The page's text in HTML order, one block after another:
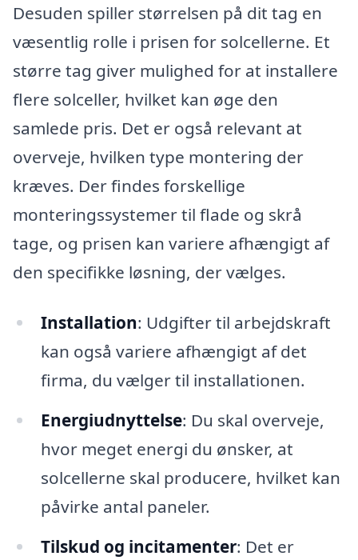
Desuden spiller størrelsen på dit tag en
væsentlig rolle i prisen for solcellerne. Et
større tag giver mulighed for at installere
flere solceller, hvilket kan øge den
samlede pris. Det er også relevant at
overveje, hvilken type montering der
kræves. Der findes forskellige
monteringssystemer til flade og skrå
tage, og prisen kan variere afhængigt af
den specifikke løsning, der vælges.
Installation: Udgifter til arbejdskraft
kan også variere afhængigt af det
firma, du vælger til installationen.
Energiudnyttelse: Du skal overveje,
hvor meget energi du ønsker, at
solcellerne skal producere, hvilket kan
påvirke antal paneler.
Tilskud og incitamenter: Det er